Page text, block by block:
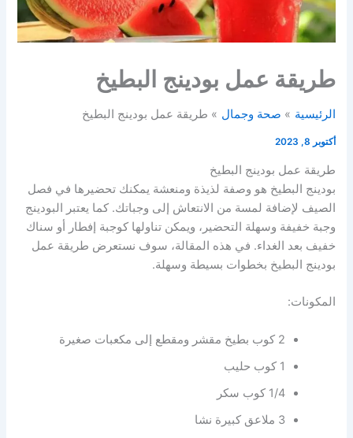
طريقة عمل بودينج البطيخ
الرئيسية صحة وجمال طريقة عمل بودينج البطيخ
أكتوبر 8, 2023
طريقة عمل بودينج البطيخ
بودينج البطيخ هو وصفة لذيذة ومنعشة يمكنك تحضيرها في فصل
الصيف لإضافة لمسة من الانتعاش إلى وجباتك. كما يعتبر البودينج
وجبة خفيفة وسهلة التحضير، ويمكن تناولها كوجبة إفطار أو سناك
خفيف بعد الغداء. في هذه المقالة، سوف نستعرض طريقة عمل
بودينج البطيخ بخطوات بسيطة وسهلة.
المكونات:
2 كوب بطيخ مقشر ومقطع إلى مكعبات صغيرة
1 كوب حليب
1/4 كوب سكر
3 ملاعق كبيرة نشا